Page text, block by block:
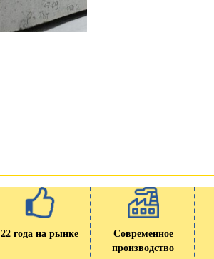
22 года на рынке
Современное
производство